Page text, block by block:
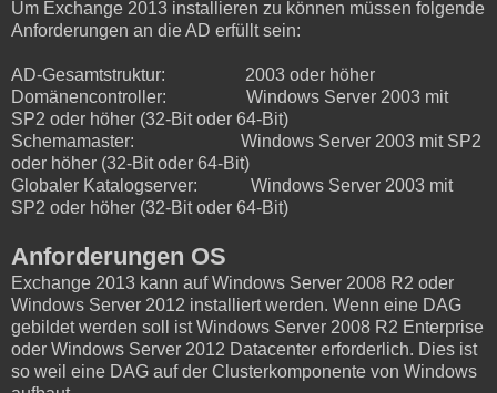
Um Exchange 2013 installieren zu können müssen folgende
Anforderungen an die AD erfüllt sein:
AD-Gesamtstruktur:
2003 oder höher
Domänencontroller:
Windows Server 2003 mit
SP2 oder höher (32-Bit oder 64-Bit)
Schemamaster:
Windows Server 2003 mit SP2
oder höher (32-Bit oder 64-Bit)
Globaler Katalogserver:
Windows Server 2003 mit
SP2 oder höher (32-Bit oder 64-Bit)
Anforderungen OS
Exchange 2013 kann auf Windows Server 2008 R2 oder
Windows Server 2012 installiert werden. Wenn eine DAG
gebildet werden soll ist Windows Server 2008 R2 Enterprise
oder Windows Server 2012 Datacenter erforderlich. Dies ist
so weil eine DAG auf der Clusterkomponente von Windows